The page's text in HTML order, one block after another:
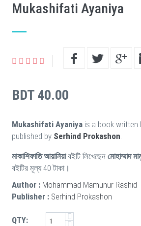
Mukashifati Ayaniya
BDT 40.00
Mukashifati Ayaniya is a book written
published by Serhind Prokashon.
মাকাশিফাতি আয়ানিয়াবইটি লিখেছেন মোহাম্মাদ
বইটির মূল্য 40 টাকা।
Author : Mohammad Mamunur Rashid
Publisher : Serhind Prokashon
QTY: